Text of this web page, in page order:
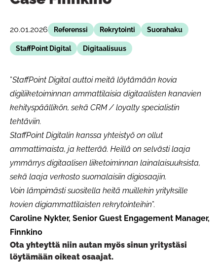
20.01.2026 Referenssi Rekrytointi Suorahaku
StaffPoint Digital Digitaalisuus
”StaffPoint Digital auttoi meitä löytämään kovia
digiliiketoiminnan ammattilaisia digitaalisten kanavien
kehityspäällikön, sekä CRM / loyalty specialistin
tehtäviin.
StaffPoint Digitalin kanssa yhteistyö on ollut
ammattimaista, ja ketterää. Heillä on selvästi laaja
ymmärrys digitaalisen liiketoiminnan lainalaisuuksista,
sekä laaja verkosto suomalaisiin digiosaajin.
Voin lämpimästi suositella heitä muillekin yrityksille
kovien digiammattilaisten rekrytointeihin”.
Caroline Nykter, Senior Guest Engagement Manager,
Finnkino
Ota yhteyttä niin autan myös sinun yritystäsi
löytämään oikeat osaajat.